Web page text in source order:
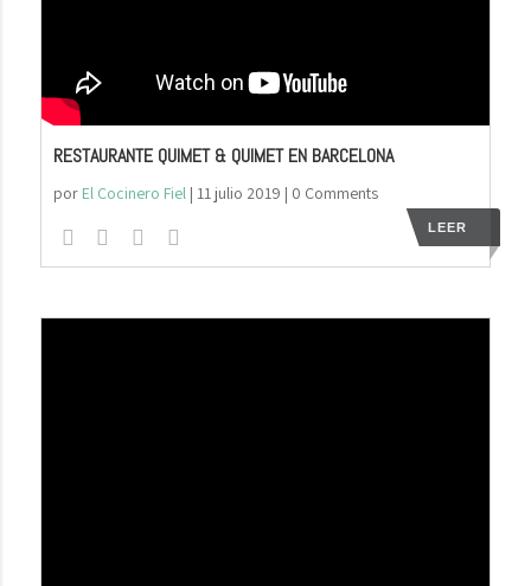
RESTAURANTE QUIMET & QUIMET EN BARCELONA
por El Cocinero Fiel| 11 julio 2019 | 0 Comments
LEER